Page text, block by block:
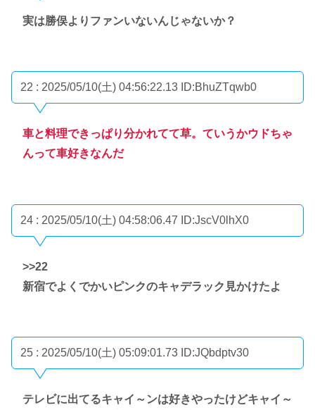
実は勝俣よりファンいないんじゃないか？
22 : 2025/05/10(土) 04:56:22.13 ID:BhuZTqwb0
車と料理できっぱり分かれてて草。ていうかウドちゃ
んって車好きなんだ
24 : 2025/05/10(土) 04:58:06.47 ID:JscV0lhX0
>>22
新宿でよくでかいピンクのキャデラック見かけたよ
25 : 2025/05/10(土) 05:09:01.73 ID:JQbdptv30
テレビに出てるキャイ～ンは好きやったけどキャイ～